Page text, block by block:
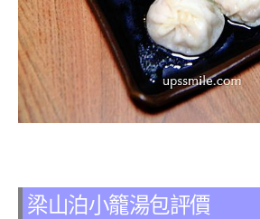
梁山泊小籠湯包評價